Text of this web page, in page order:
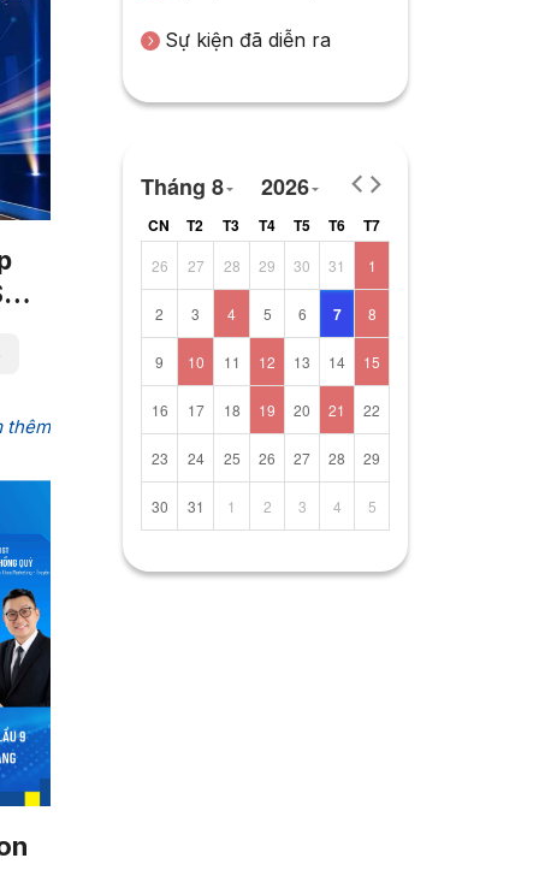
thêm
Sự kiện đã diễn ra
Tháng 8 2026
CN T2 T3 T4 T5 T6 T7
26 27 28 29 30 31 1
2 3 4 5 6 7 8
9 10 11 12 13 14 15
16 17 18 19 20 21 22
23 24 25 26 27 28 29
30 31 1 2 3 4 5